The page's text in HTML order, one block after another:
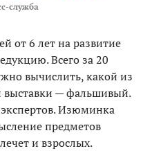
служба
от 6 лет на развитие
Всего за 20
вычислить, какой из
выставки — фальшивый.
Изюминка
предметов
и взрослых.